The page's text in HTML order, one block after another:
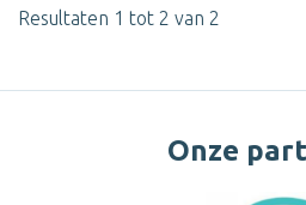
Resultaten 1 tot 2 van 2
Onze